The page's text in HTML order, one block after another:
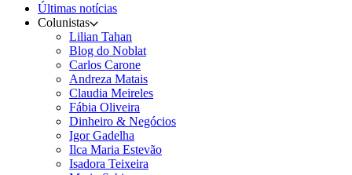
Últimas notícias
Colunistas
Lilian Tahan
Blog do Noblat
Carlos Carone
Andreza Matais
Claudia Meireles
Fábia Oliveira
Dinheiro & Negócios
Igor Gadelha
Ilca Maria Estevão
Isadora Teixeira